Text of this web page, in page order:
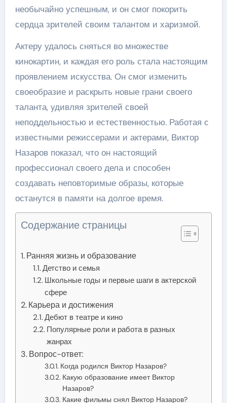
необычайно успешным, и он смог покорить
сердца зрителей своим талантом и харизмой.
Актеру удалось сняться во множестве
кинокартин, и каждая его роль стала настоящим
проявлением искусства. Он смог изменить
своеобразие и раскрыть новые грани своего
таланта, удивляя зрителей своей
неподдельностью и естественностью. Работая с
известными режиссерами и актерами, Виктор
Назаров показал, что он настоящий
профессионал своего дела и способен
создавать неповторимые образы, которые
останутся в памяти на долгое время.
Содержание страницы
Ранняя жизнь и образование
Детство и семья
Школьные годы и первые шаги в актерской
сфере
Карьера и достижения
Дебют в театре и кино
Популярные роли и работа в разных
жанрах
Вопрос-ответ:
Когда родился Виктор Назаров?
Какую образование имеет Виктор
Назаров?
Какие фильмы снял Виктор Назаров?